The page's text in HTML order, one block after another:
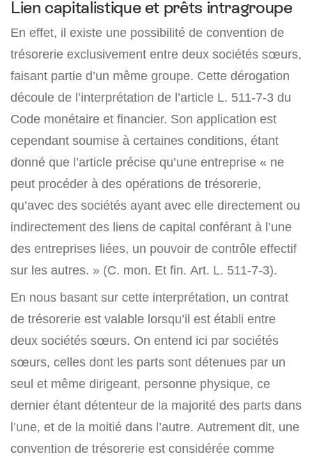
Lien capitalistique et prêts intragroupe
En effet, il existe une possibilité de convention de
trésorerie exclusivement entre deux sociétés sœurs,
faisant partie d’un même groupe. Cette dérogation
découle de l’interprétation de l’article L. 511-7-3 du
Code monétaire et financier. Son application est
cependant soumise à certaines conditions, étant
donné que l’article précise qu’une entreprise « ne
peut procéder à des opérations de trésorerie,
qu’avec des sociétés ayant avec elle directement ou
indirectement des liens de capital conférant à l’une
des entreprises liées, un pouvoir de contrôle effectif
sur les autres. » (C. mon. Et fin. Art. L. 511-7-3).
En nous basant sur cette interprétation, un contrat
de trésorerie est valable lorsqu’il est établi entre
deux sociétés sœurs. On entend ici par sociétés
sœurs, celles dont les parts sont détenues par un
seul et même dirigeant, personne physique, ce
dernier étant détenteur de la majorité des parts dans
l’une, et de la moitié dans l’autre. Autrement dit, une
convention de trésorerie est considérée comme